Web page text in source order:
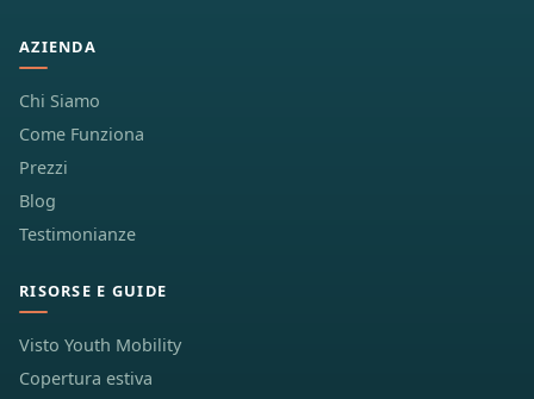
AZIENDA
Chi Siamo
Come Funziona
Prezzi
Blog
Testimonianze
RISORSE E GUIDE
Visto Youth Mobility
Copertura estiva